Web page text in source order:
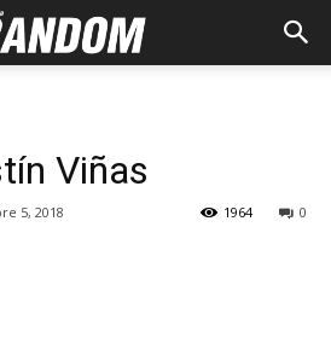
Viñas
5, 2018 0
1964